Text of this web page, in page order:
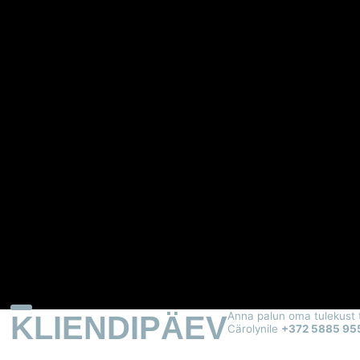
KLIENDIPÄEVAnna palun oma tulekust
Cärolynile +372 5885